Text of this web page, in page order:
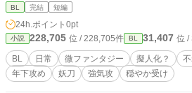
の守護職。少々勝ち気でマイ
が、照れ屋。第六感が、異常
いる。 大和とは、一昔前にと
る。 閻魔から神格を授けられ
を受け易い。 大和に護られる事もある。 大和
BL 完結 短編
24h.ポイント 0pt
小説 228,705 位 / 228,705件 BL 31,407 位 /
BL 日常 微ファンタジー 擬人化？
年下攻め
妖刀 強気攻 穏やか受け